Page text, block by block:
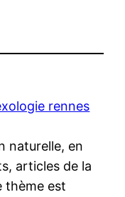
rennes
naturelle, en
articles de la
thème est